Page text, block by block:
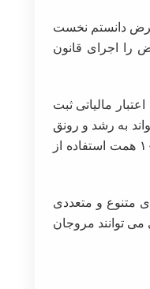
۲ وظیفه مهم را بر خود فرض دانستم نخست
را اجرای قانون
مالیاتی ثبت
می تواند به رشد و رونق
یک شرکت دانش بنیان و رفع یکی از نیازهای اساسی کشور کمک کند. سال گذشته برای ۱۰ همت استفاده از
متنوع و متعددی
می توانند مروجان